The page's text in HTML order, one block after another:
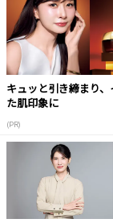
キュッと引き締まり
た肌印象に
(PR)